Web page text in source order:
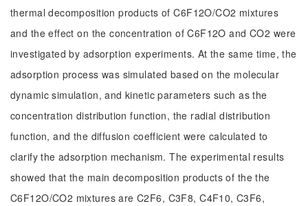
thermal decomposition products of C6F12O/CO2 mixtures
and the effect on the concentration of C6F12O and CO2 were
investigated by adsorption experiments. At the same time, the
adsorption process was simulated based on the molecular
dynamic simulation, and kinetic parameters such as the
concentration distribution function, the radial distribution
function, and the diffusion coefficient were calculated to
clarify the adsorption mechanism. The experimental results
showed that the main decomposition products of the the
C6F12O/CO2 mixtures are C2F6, C3F8, C4F10, C3F6,